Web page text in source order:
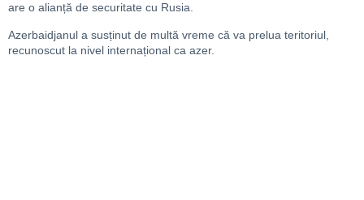
are o alianță de securitate cu Rusia.
Azerbaidjanul a susținut de multă vreme că va prelua teritoriul,
recunoscut la nivel internațional ca azer.